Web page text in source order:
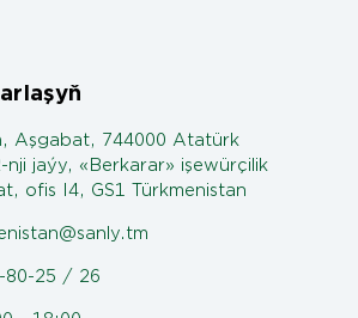
Aşgabat, 744000 Atatürk
nji jaýy, «Berkarar» işewürçilik
ofis I4, GS1 Türkmenistan
80-25 / 26